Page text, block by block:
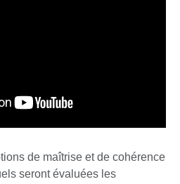
de maîtrise et de cohérence
seront évaluées les